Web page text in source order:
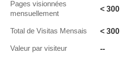
Pages visionnées
mensuellement
< 300
Total de Visitas Mensais < 300
Valeur par visiteur --